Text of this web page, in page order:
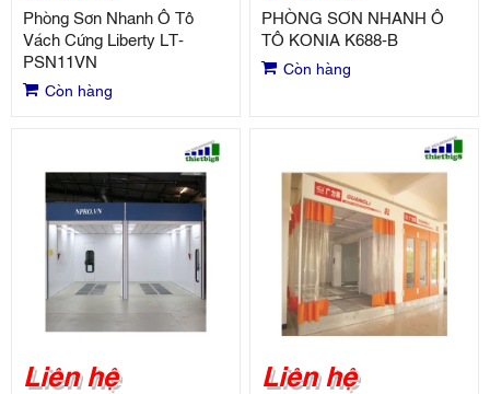
Phòng Sơn Nhanh Ô Tô
Vách Cứng Liberty LT-
PSN11VN
Còn hàng
PHÒNG SƠN NHANH Ô
TÔ KONIA K688-B
Còn hàng
Liên hệ Liên hệ